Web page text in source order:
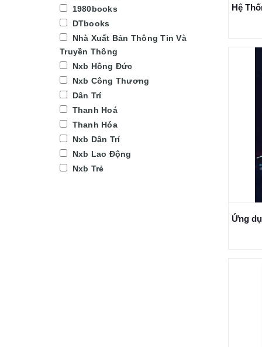
1980books
DTbooks
Nhà Xuất Bản Thông Tin Và
Truyền Thông
Nxb Hồng Đức
Nxb Công Thương
Dân Trí
Thanh Hoá
Thanh Hóa
Nxb Dân Trí
Nxb Lao Động
Nxb Trẻ